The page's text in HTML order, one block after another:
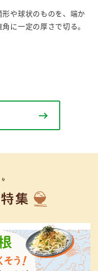
ぽん酢
米飯用調味液
カイブ）
形や球状のものを、端か
角に一定の厚さで切る。